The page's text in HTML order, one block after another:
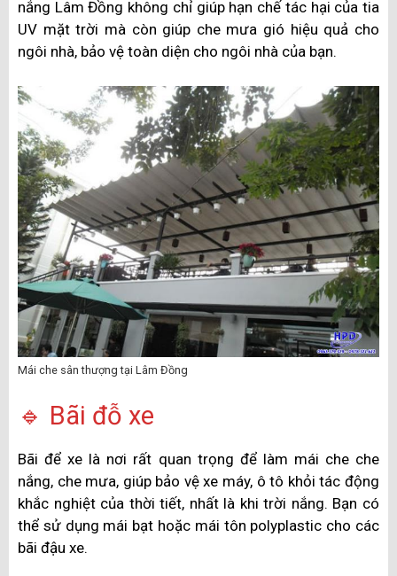
nắng Lâm Đồng không chỉ giúp hạn chế tác hại của tia
UV mặt trời mà còn giúp che mưa gió hiệu quả cho
ngôi nhà, bảo vệ toàn diện cho ngôi nhà của bạn.
Mái che sân thượng tại Lâm Đồng
🔹 Bãi đỗ xe
Bãi để xe là nơi rất quan trọng để làm mái che che
nắng, che mưa, giúp bảo vệ xe máy, ô tô khỏi tác động
khắc nghiệt của thời tiết, nhất là khi trời nắng. Bạn có
thể sử dụng mái bạt hoặc mái tôn polyplastic cho các
bãi đậu xe.